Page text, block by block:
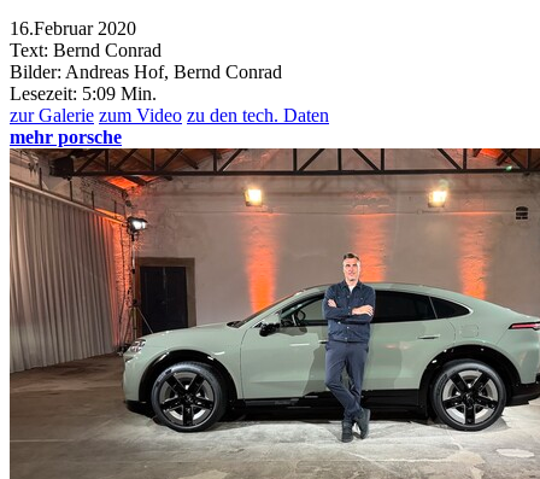
16.Februar 2020
Text: Bernd Conrad
Bilder: Andreas Hof, Bernd Conrad
Lesezeit: 5:09 Min.
zur Galerie zum Video zu den tech. Daten
mehr porsche